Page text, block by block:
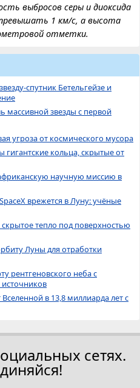
выбросов серы и диоксида
1 км/с, а высота
отметки.
спутник Бетельгейзе и
массивной звезды с первой
угроза от космического мусора
кольца, скрытые от
научную миссию в
врежется в Луну: учёные
тепло под поверхностью
Луны для отработки
рентгеновского неба с
в 13,8 миллиарда лет с
сетях.